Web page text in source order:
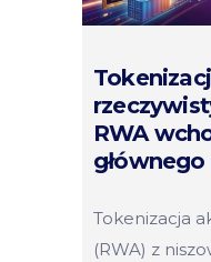
RWA
Tokenizacja
(RWA) z